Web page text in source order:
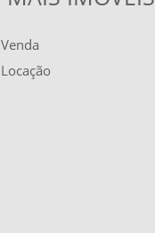
Venda
Locação